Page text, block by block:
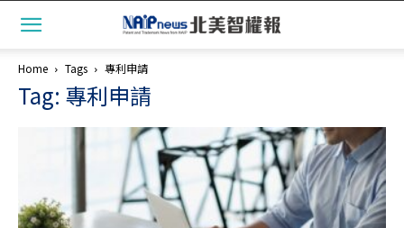
Home Tags 專利申請
Tag: 專利申請